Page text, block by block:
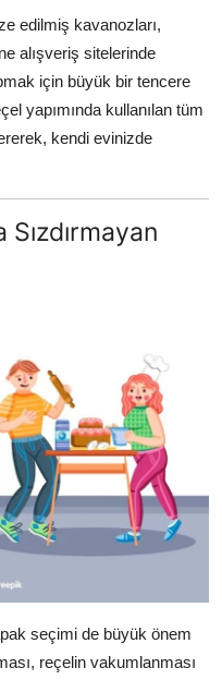
edilmiş kavanozları,
alışveriş sitelerinde
için büyük bir tencere
yapımında kullanılan tüm
kendi evinizde
seçimi de büyük önem
reçelin vakumlanması